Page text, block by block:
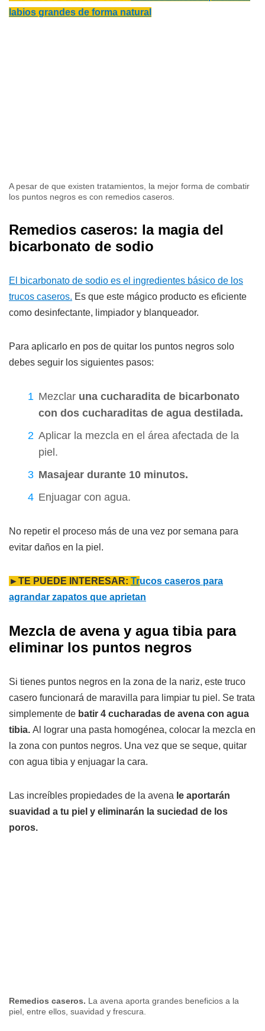
labios grandes de forma natural
A pesar de que existen tratamientos, la mejor forma de combatir
los puntos negros es con remedios caseros.
Remedios caseros: la magia del
bicarbonato de sodio
El bicarbonato de sodio es el ingredientes básico de los
trucos caseros. Es que este mágico producto es eficiente
como desinfectante, limpiador y blanqueador.
Para aplicarlo en pos de quitar los puntos negros solo
debes seguir los siguientes pasos:
Mezclar una cucharadita de bicarbonato
con dos cucharaditas de agua destilada.
Aplicar la mezcla en el área afectada de la
piel.
Masajear durante 10 minutos.
Enjuagar con agua.
No repetir el proceso más de una vez por semana para
evitar daños en la piel.
►TE PUEDE INTERESAR: Trucos caseros para
agrandar zapatos que aprietan
Mezcla de avena y agua tibia para
eliminar los puntos negros
Si tienes puntos negros en la zona de la nariz, este truco
casero funcionará de maravilla para limpiar tu piel. Se trata
simplemente de batir 4 cucharadas de avena con agua
tibia. Al lograr una pasta homogénea, colocar la mezcla en
la zona con puntos negros. Una vez que se seque, quitar
con agua tibia y enjuagar la cara.
Las increíbles propiedades de la avena le aportarán
suavidad a tu piel y eliminarán la suciedad de los
poros.
Remedios caseros. La avena aporta grandes beneficios a la
piel, entre ellos, suavidad y frescura.